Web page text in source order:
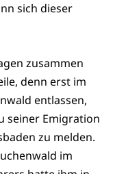
sich dieser
zusammen
denn erst im
entlassen,
seiner Emigration
zu melden.
im